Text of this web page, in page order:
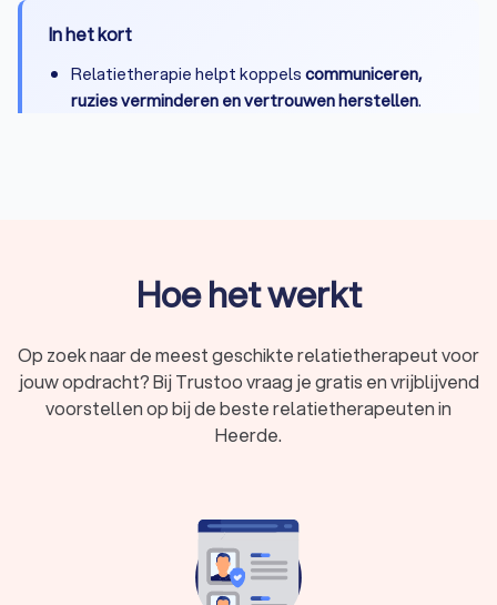
In het kort
Relatietherapie helpt koppelscommuniceren,
ruzies verminderen en vertrouwen herstellen.
Relatietherapie kost gemiddeldtussen de € 120,-
Eengoede klikmet de therapeut helpt bij het
opbouwen van een vertrouwensband, die
essentieel is voor de therapie. Plan daarom eerst
Wanneer is relatietherapie een goed idee?
Relatieproblemen kunnen iedereen overkomen. Hebben jullie
Hoe het werkt
Op zoek naar de meest geschikte relatietherapeut voor
jouw opdracht? Bij Trustoo vraag je gratis en vrijblijvend
voorstellen op bij de beste relatietherapeuten in
Heerde.